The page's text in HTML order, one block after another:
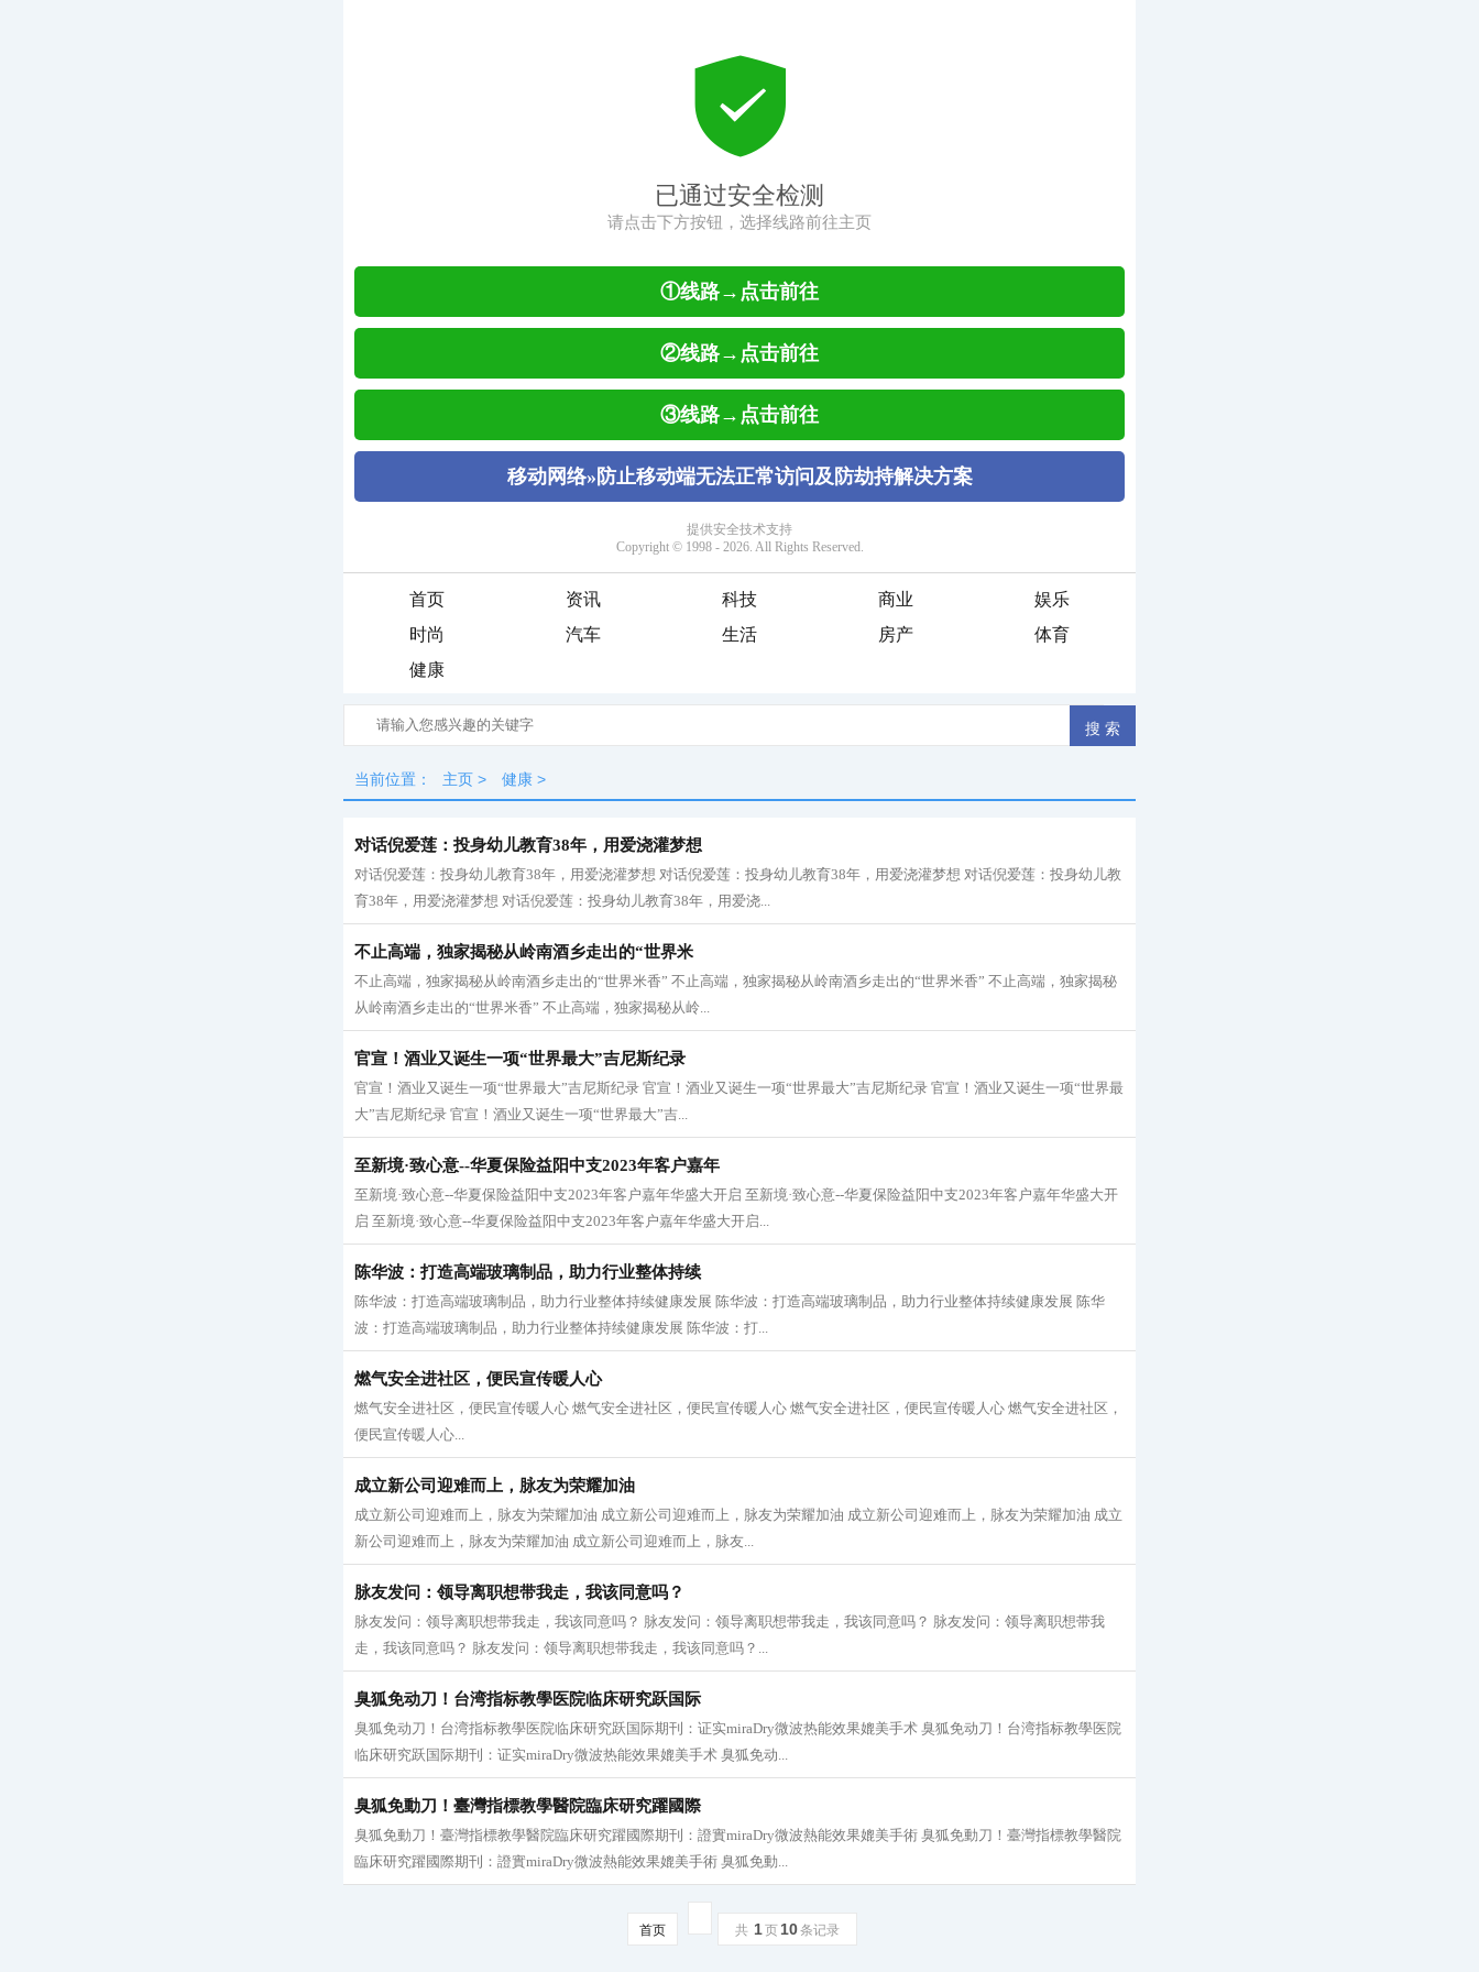
首页 资讯 科技 商业
娱乐
时尚
汽车 生活 房产
体育
健康
当前位置： 主页 > 健康 >
对话倪爱莲：投身幼儿教育38年，用爱浇灌梦想
对话倪爱莲：投身幼儿教育38年，用爱浇灌梦想 对话倪爱莲：投身幼儿教育38年，用爱浇灌梦想 对话倪爱莲：投身幼儿教
育38年，用爱浇灌梦想 对话倪爱莲：投身幼儿教育38年，用爱浇...
不止高端，独家揭秘从岭南酒乡走出的“世界米
不止高端，独家揭秘从岭南酒乡走出的“世界米香” 不止高端，独家揭秘从岭南酒乡走出的“世界米香” 不止高端，独家揭秘
从岭南酒乡走出的“世界米香” 不止高端，独家揭秘从岭...
官宣！酒业又诞生一项“世界最大”吉尼斯纪录
官宣！酒业又诞生一项“世界最大”吉尼斯纪录 官宣！酒业又诞生一项“世界最大”吉尼斯纪录 官宣！酒业又诞生一项“世界最
大”吉尼斯纪录 官宣！酒业又诞生一项“世界最大”吉...
至新境·致心意--华夏保险益阳中支2023年客户嘉年
至新境·致心意--华夏保险益阳中支2023年客户嘉年华盛大开启 至新境·致心意--华夏保险益阳中支2023年客户嘉年华盛大开
启 至新境·致心意--华夏保险益阳中支2023年客户嘉年华盛大开启...
陈华波：打造高端玻璃制品，助力行业整体持续
陈华波：打造高端玻璃制品，助力行业整体持续健康发展 陈华波：打造高端玻璃制品，助力行业整体持续健康发展 陈华
波：打造高端玻璃制品，助力行业整体持续健康发展 陈华波：打...
燃气安全进社区，便民宣传暖人心
燃气安全进社区，便民宣传暖人心 燃气安全进社区，便民宣传暖人心 燃气安全进社区，便民宣传暖人心 燃气安全进社区，
便民宣传暖人心...
成立新公司迎难而上，脉友为荣耀加油
成立新公司迎难而上，脉友为荣耀加油 成立新公司迎难而上，脉友为荣耀加油 成立新公司迎难而上，脉友为荣耀加油 成立
新公司迎难而上，脉友为荣耀加油 成立新公司迎难而上，脉友...
脉友发问：领导离职想带我走，我该同意吗？
脉友发问：领导离职想带我走，我该同意吗？ 脉友发问：领导离职想带我走，我该同意吗？ 脉友发问：领导离职想带我
走，我该同意吗？ 脉友发问：领导离职想带我走，我该同意吗？...
臭狐免动刀！台湾指标教學医院临床研究跃国际
臭狐免动刀！台湾指标教學医院临床研究跃国际期刊：证实miraDry微波热能效果媲美手术 臭狐免动刀！台湾指标教學医院
临床研究跃国际期刊：证实miraDry微波热能效果媲美手术 臭狐免动...
臭狐免動刀！臺灣指標教學醫院臨床研究躍國際
臭狐免動刀！臺灣指標教學醫院臨床研究躍國際期刊：證實miraDry微波熱能效果媲美手術 臭狐免動刀！臺灣指標教學醫院
臨床研究躍國際期刊：證實miraDry微波熱能效果媲美手術 臭狐免動...
首页 共 1页 10条记录